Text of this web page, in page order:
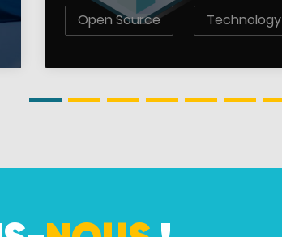
Open Source Technology